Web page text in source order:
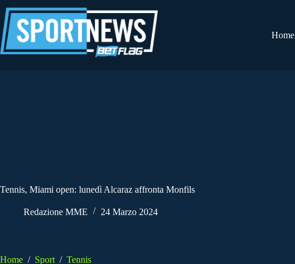
al
contenuto
Home
Tennis, Miami open: lunedì Alcaraz affronta Monfils
Redazione MME 24 Marzo 2024
Home / Sport / Tennis